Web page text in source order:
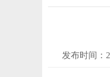
发布时间：